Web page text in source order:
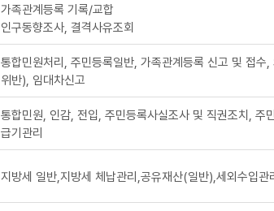
가족관계등록 기록/교합
인구동향조사, 결격사유조회
통합민원처리, 주민등록일반, 가족관계등록 신고 및 접
위반), 임대차신고
통합민원, 인감, 전입, 주민등록사실조사 및 직권조치, 주
급기관리
지방세 일반,지방세 체납관리,공유재산(일반),세외수입관